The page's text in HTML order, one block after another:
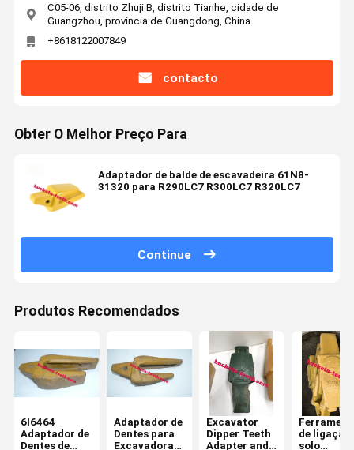
C05-06, distrito Zhuji B, distrito Tianhe, cidade de
Guangzhou, província de Guangdong, China
+8618122007849
contacto
Obter O Melhor Preço Para
Adaptador de balde de escavadeira 61N8-
31320 para R290LC7 R300LC7 R320LC7
Continue
Produtos Recomendados
6I6464
Adaptador de
Dentes de
Adaptador de
Dentes para
Excavadoras
Excavator
Dipper Teeth
Adapter and
de ligação
solo